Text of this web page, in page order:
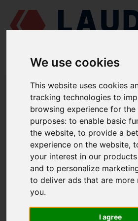
We use cookies
This website uses cookies
tracking technologies to
browsing experience for
purposes:to enable basic
the website,to provide a
experience on the website,
your interest in our
and to personalize
to deliver ads that are more
you.
I agree
LAUDAT SUPPLY/MOTORES MARINOS/
LAUDAT SUPPLY
L25/30
CATEGORIA DE BOMBA DE AGUA DE
RODETE
NÚMERO DE PIEZA: